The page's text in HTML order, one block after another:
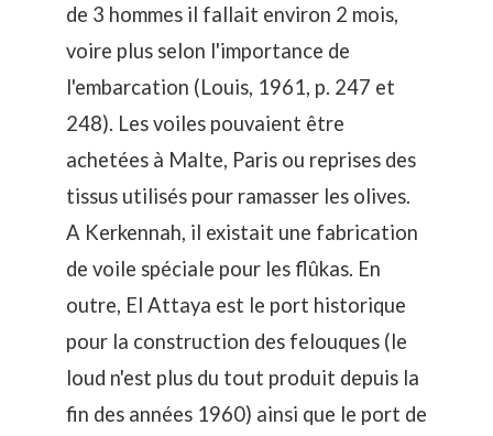
de 3 hommes il fallait environ 2 mois,
voire plus selon l'importance de
l'embarcation (Louis, 1961, p. 247 et
248). Les voiles pouvaient être
achetées à Malte, Paris ou reprises des
tissus utilisés pour ramasser les olives.
A Kerkennah, il existait une fabrication
de voile spéciale pour les flûkas. En
outre, El Attaya est le port historique
pour la construction des felouques (le
loud n'est plus du tout produit depuis la
fin des années 1960) ainsi que le port de